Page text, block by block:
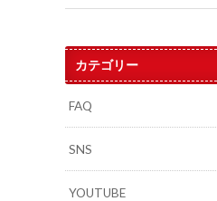
カテゴリー
FAQ
SNS
YOUTUBE